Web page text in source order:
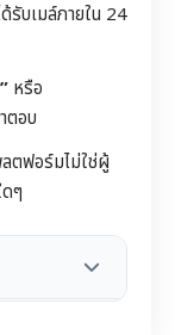
ด้รับเมล์ภายใน 24
หรือ
ตอบ
ตฟอร์มไม่ใช่ผู้
ๆ